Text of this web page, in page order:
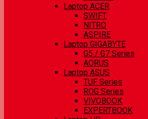
Laptop ACER
SWIFT
NITRO
ASPIRE
Laptop GIGABYTE
G5 / G7 Series
AORUS
Laptop ASUS
TUF Series
ROG Series
VIVOBOOK
EXPERTBOOK